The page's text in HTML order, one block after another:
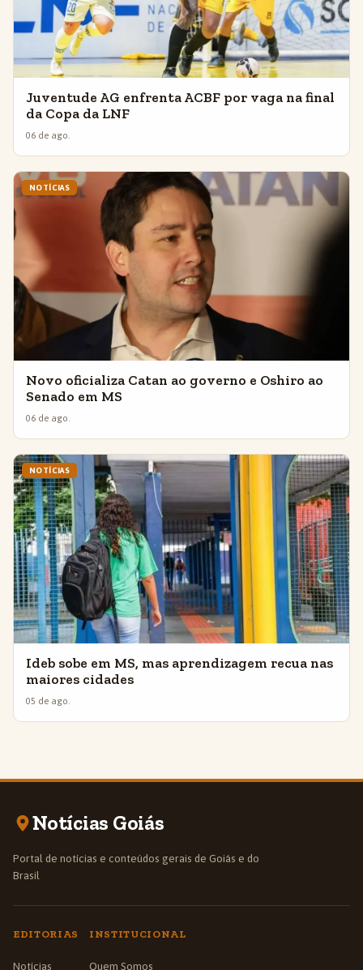
Juventude AG enfrenta ACBF por vaga na final
da Copa da LNF
06 de ago.
NOTÍCIAS
Novo oficializa Catan ao governo e Oshiro ao
Senado em MS
06 de ago.
NOTÍCIAS
Ideb sobe em MS, mas aprendizagem recua nas
maiores cidades
05 de ago.
Notícias Goiás
Portal de notícias e conteúdos gerais de Goiás e do
Brasil
EDITORIAS
Notícias
INSTITUCIONAL
Quem Somos